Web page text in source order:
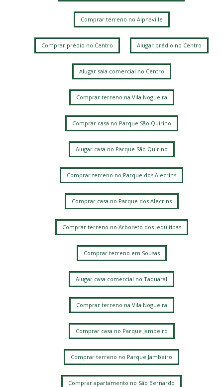
Comprar terreno no Alphaville
Comprar prédio no Centro Alugar prédio no Centro
Alugar sala comercial no Centro
Comprar terreno na Vila Nogueira
Comprar casa no Parque São Quirino
Alugar casa no Parque São Quirino
Comprar terreno no Parque dos Alecrins
Comprar casa no Parque dos Alecrins
Comprar terreno no Arboreto dos Jequitibas
Comprar terreno em Sousas
Alugar casa comercial no Taquaral
Comprar terreno na Vila Nogueira
Comprar casa no Parque Jambeiro
Comprar terreno no Parque Jambeiro
Comprar apartamento no São Bernardo